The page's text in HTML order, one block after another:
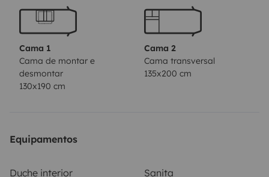
Cama 1
Cama de montar e
desmontar
130x190 cm
Cama 2
Cama transversal
135x200 cm
Equipamentos
Duche interior
Sanita